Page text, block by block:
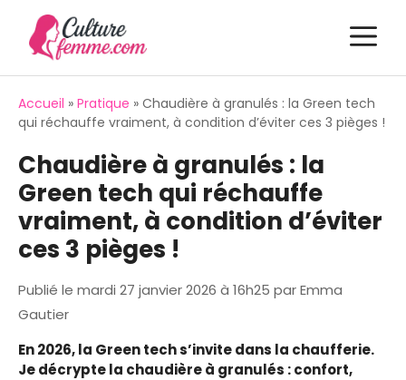
contenu
Accueil » Pratique » Chaudière à granulés : la Green tech
qui réchauffe vraiment, à condition d’éviter ces 3 pièges !
Chaudière à granulés : la
Green tech qui réchauffe
vraiment, à condition d’éviter
ces 3 pièges !
Publié le mardi 27 janvier 2026 à 16h25 parEmma
Gautier
En 2026, la Green tech s’invite dans la chaufferie.
Je décrypte la chaudière à granulés : confort,